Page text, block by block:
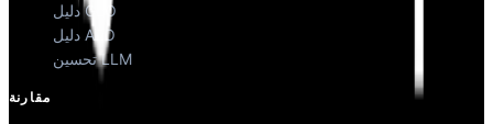
دليل GEO
دليل AEO
تحسين LLM
مقارنة